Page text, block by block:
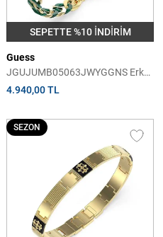
SEPETTE %10 İNDİRİM
Guess
JGUJUMB05063JWYGGNS Erkek
Bileklik
4.940,00 TL
SEZON